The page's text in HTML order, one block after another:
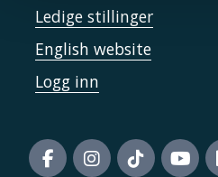
Ledige stillinger
English website
Logg inn